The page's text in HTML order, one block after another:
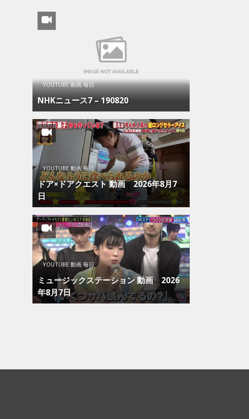
YOUTUBE 動画 毎日
NHKニュース7 – 190820
YOUTUBE 動画 毎日
ドア×ドアクエスト 動画 2026年8月7
日
YOUTUBE 動画 毎日
ミュージックステーション 動画 2026
年8月7日